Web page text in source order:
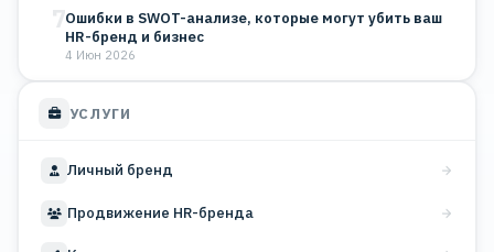
7Ошибки в SWOT-анализе, которые могут убить ваш
HR-бренд и бизнес
4 Июн 2026
УСЛУГИ
Личный бренд
Продвижение HR-бренда